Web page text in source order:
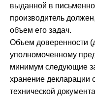
выданной в
производитель
объем его задач.
Объем доверенности
уполномоченному
минимум следующие
хранение декларации
технической